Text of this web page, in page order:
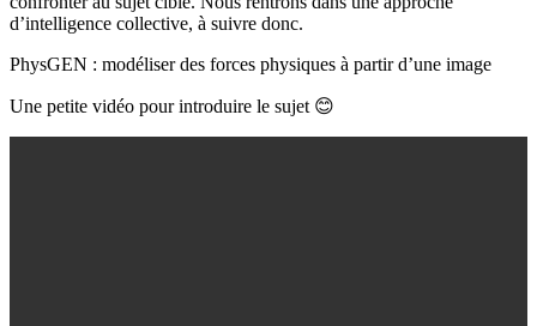
d’intelligence collective, à suivre donc.
PhysGEN : modéliser des forces physiques à partir d’une image
Une petite vidéo pour introduire le sujet 😊